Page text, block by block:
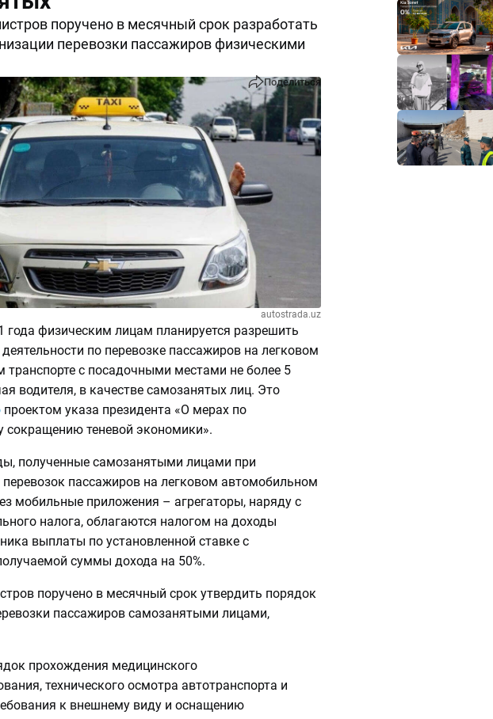
поручено в месячный срок разработать
перевозки пассажиров физическими
Поделиться
autostrada.uz
года физическим лицам планируется разрешить
по перевозке пассажиров на легковом
транспорте с посадочными местами не более 5
водителя, в качестве самозанятых лиц. Это
проектом указа президента «О мерах по
сокращению теневой экономики».
полученные самозанятыми лицами при
пассажиров на легковом автомобильном
мобильные приложения – агрегаторы, наряду с
налога, облагаются налогом на доходы
выплаты по установленной ставке с
суммы дохода на 50%.
поручено в месячный срок утвердить порядок
пассажиров самозанятыми лицами,
прохождения медицинского
технического осмотра автотранспорта и
к внешнему виду и оснащению